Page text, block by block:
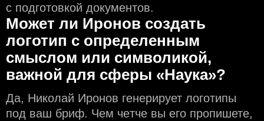
с подготовкой документов.
Может ли Иронов создать
логотип с определeнным
смыслом или символикой,
важной для сферы «Наука»?
Да, Николай Иронов генерирует логотипы
под ваш бриф. Чем чeтче вы его пропишете,